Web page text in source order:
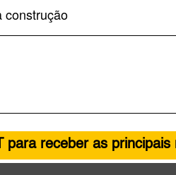
construção
para receber as